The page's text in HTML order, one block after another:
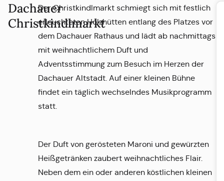
Dachauer
Christkindlmarkt
Der Christkindlmarkt schmiegt sich mit festlich
erleuchteten Holzhütten entlang des Platzes vor
dem Dachauer Rathaus und lädt ab nachmittags
mit weihnachtlichem Duft und
Adventsstimmung zum Besuch im Herzen der
Dachauer Altstadt. Auf einer kleinen Bühne
findet ein täglich wechselndes Musikprogramm
statt.
Der Duft von gerösteten Maroni und gewürzten
Heißgetränken zaubert weihnachtliches Flair.
Neben dem ein oder anderen köstlichen kleinen